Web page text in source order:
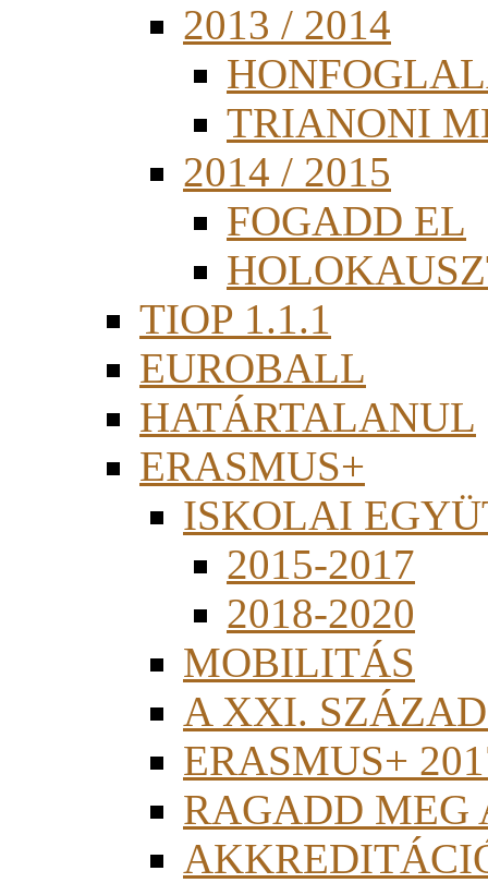
2013 / 2014
TRIANONI
2014 / 2015
FOGADD EL
TIOP 1.1.1
EUROBALL
HATÁRTALANUL
ERASMUS+
ISKOLAI
2015-2017
2018-2020
MOBILITÁS
A XXI.
ERASMUS+
RAGADD MEG